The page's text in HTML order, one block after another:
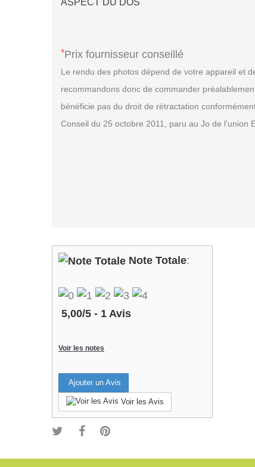
ASPECT DU DOS
*Prix fournisseur conseillé
Le rendu des photos dépend de votre appareil et
recommandons donc de commander
bénéficie pas du droit de rétractation
Conseil du 25 octobre 2011, paru au Jo de l'union
Note Totale:
5,00/5 - 1 Avis
Voir les notes
Ajouter un Avis
Voir les Avis